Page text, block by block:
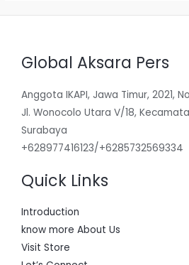
Global Aksara Pers
Anggota IKAPI, Jawa Timur, 2021,
Jl. Wonocolo Utara V/18,
Surabaya
+628977416123/+6285732569334
Quick Links
Introduction
know more About Us
Visit Store